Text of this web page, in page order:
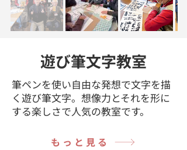
遊び筆文字教室
筆ペンを使い自由な発想で文字を描
く遊び筆文字。想像力とそれを形に
する楽しさで人気の教室です。
もっと見る